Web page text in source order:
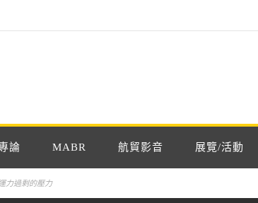
論 MABR 航貿影音 展覽/活動
力過剩的壓力